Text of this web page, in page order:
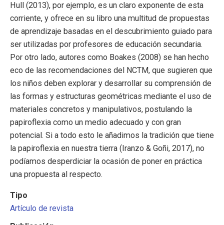
Hull (2013), por ejemplo, es un claro exponente de esta
corriente, y ofrece en su libro una multitud de propuestas
de aprendizaje basadas en el descubrimiento guiado para
ser utilizadas por profesores de educación secundaria.
Por otro lado, autores como Boakes (2008) se han hecho
eco de las recomendaciones del NCTM, que sugieren que
los niños deben explorar y desarrollar su comprensión de
las formas y estructuras geométricas mediante el uso de
materiales concretos y manipulativos, postulando la
papiroflexia como un medio adecuado y con gran
potencial. Si a todo esto le añadimos la tradición que tiene
la papiroflexia en nuestra tierra (Iranzo & Goñi, 2017), no
podíamos desperdiciar la ocasión de poner en práctica
una propuesta al respecto.
Tipo
Artículo de revista